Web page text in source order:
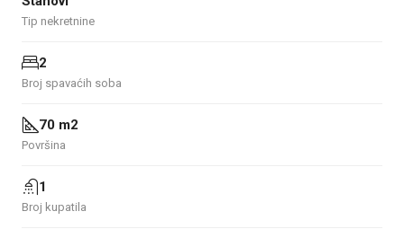
Tip nekretnine
2
Broj spavaćih soba
70 m2
Površina
1
Broj kupatila